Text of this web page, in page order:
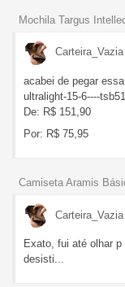
Mochila Targus
Carteira_Vazia
acabei de pegar
ultralight-15-6----
De: R$ 151,90
Por: R$ 75,95
Camiseta Aramis
Carteira_Vazia
Exato, fui até olhar
desisti...